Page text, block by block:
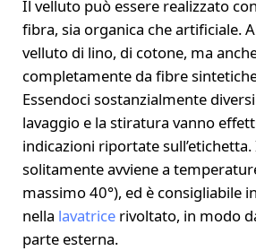
Il velluto può essere realizzato
fibra, sia organica che artificiale.
velluto di lino, di cotone, ma
completamente da fibre
Essendoci sostanzialmente
lavaggio e la stiratura vanno
indicazioni riportate
solitamente avviene a
massimo 40°), ed è consigliabile
nella lavatricerivoltato, in modo
parte esterna.